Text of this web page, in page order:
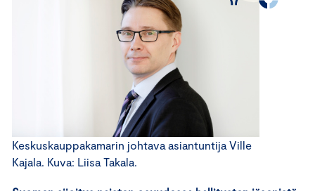
Keskuskauppakamarin johtava asiantuntija Ville
Kajala. Kuva: Liisa Takala.